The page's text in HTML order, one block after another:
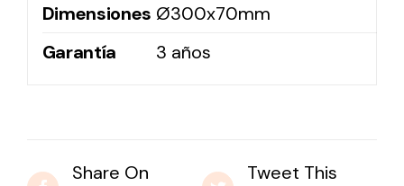
Dimensiones Ø300x70mm
Garantía
3 años
Share On
Tweet This